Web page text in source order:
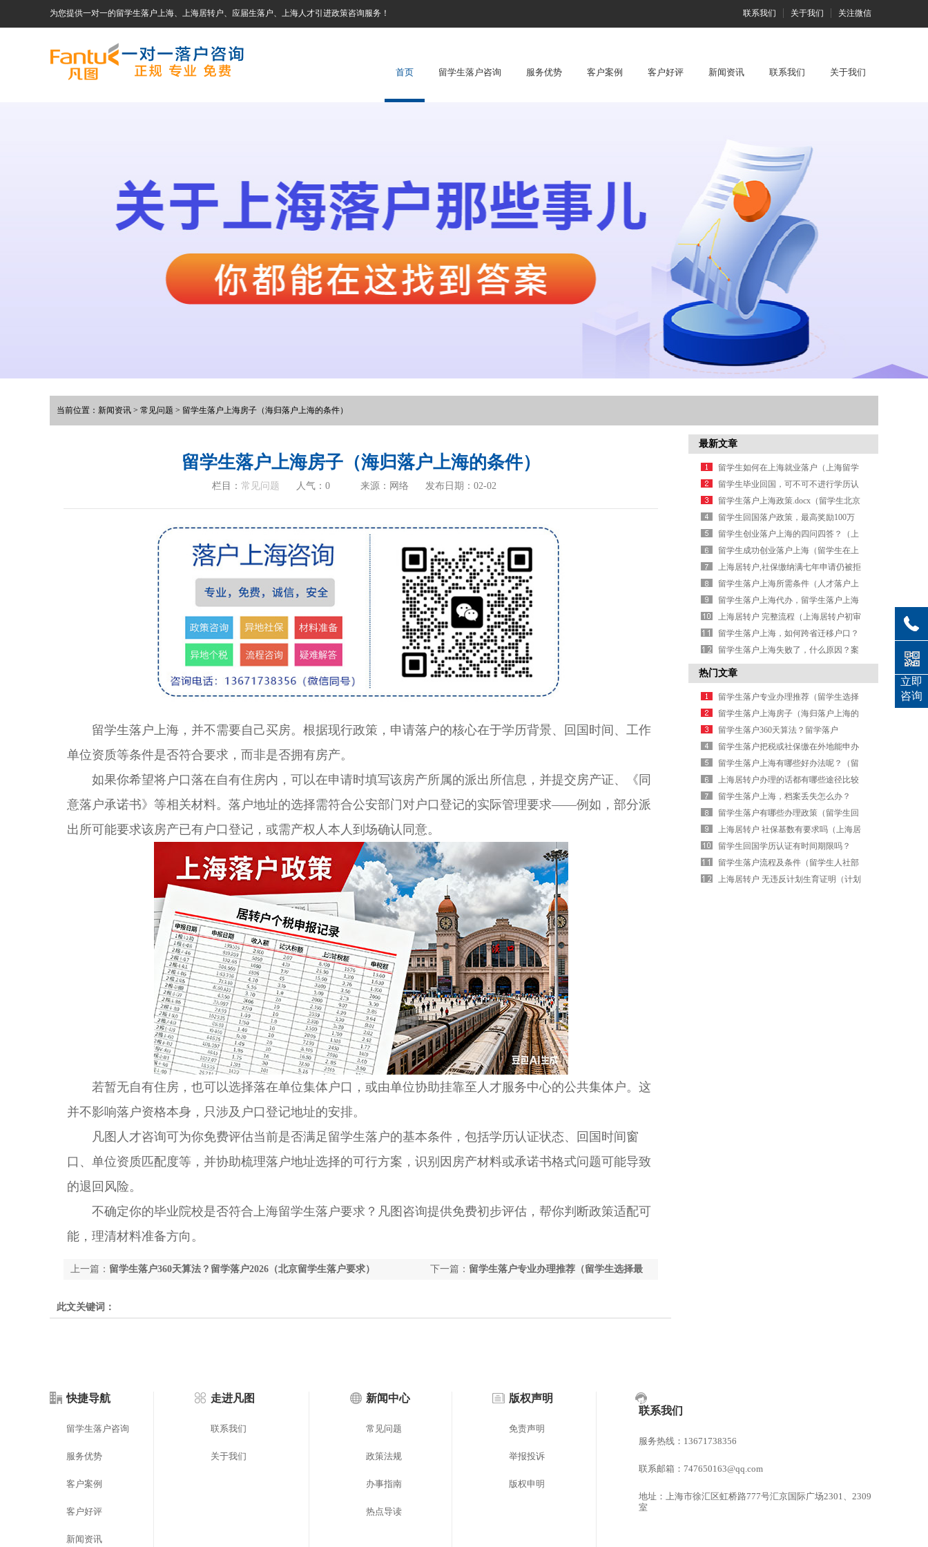
为您提供一对一的留学生落户上海、上海居转户、应届生落户、上海人才引进政策咨询服务！ 联系我们 关于我们 关注微信
首页 留学生落户咨询 服务优势 客户案例 客户好评 新闻资讯 联系我们 关于我们
当前位置： 新闻资讯 > 常见问题 > 留学生落户上海房子（海归落户上海的条件）
留学生落户上海房子（海归落户上海的条件）
栏目： 常见问题 人气： 0 来源：网络 发布日期：02-02
留学生落户上海，并不需要自己买房。根据现行政策，申请落户的核心在于学历背景、回国时间、工作
单位资质等条件是否符合要求，而非是否拥有房产。
如果你希望将户口落在自有住房内，可以在申请时填写该房产所属的派出所信息，并提交房产证、《同
意落户承诺书》等相关材料。落户地址的选择需符合公安部门对户口登记的实际管理要求——例如，部分派
出所可能要求该房产已有户口登记，或需产权人本人到场确认同意。
若暂无自有住房，也可以选择落在单位集体户口，或由单位协助挂靠至人才服务中心的公共集体户。这
并不影响落户资格本身，只涉及户口登记地址的安排。
凡图人才咨询可为你免费评估当前是否满足留学生落户的基本条件，包括学历认证状态、回国时间窗
口、单位资质匹配度等，并协助梳理落户地址选择的可行方案，识别因房产材料或承诺书格式问题可能导致
的退回风险。
不确定你的毕业院校是否符合上海留学生落户要求？凡图咨询提供免费初步评估，帮你判断政策适配可
能，理清材料准备方向。
下一篇： 留学生落户专业办理推荐（留学生选择最
上一篇： 留学生落户360天算法？留学落户2026（北京留学生落户要求）
此文关键词：
最新文章
留学生如何在上海就业落户（上海留学
生直接落户条件）
留学生毕业回国，可不可不进行学历认
证（留学生没有毕业证可以学历认证
吗）
留学生落户上海政策.docx（留学生北京
落户被拒）
留学生回国落户政策，最高奖励100万
（海归留学落户）
留学生创业落户上海的四问四答？（上
海留学生落户院校名单）
留学生成功创业落户上海（留学生在上
海创业落户条件）
上海居转户,社保缴纳满七年申请仍被拒
原因（上海居转户社保要求）
留学生落户上海所需条件（人才落户上
海需要什么条件）
留学生落户上海代办，留学生落户上海
要多久
上海居转户 完整流程（上海居转户初审
通过后成功率）
留学生落户上海，如何跨省迁移户口？
（上海留学生落户院校名单）
留学生落户上海失败了，什么原因？案
例解读（留学生北京落户被拒）
热门文章
留学生落户专业办理推荐（留学生选择
最多的专业）
留学生落户上海房子（海归落户上海的
条件）
留学生落户360天算法？留学落户
2026（北京留学生落户要求）
留学生落户把税或社保缴在外地能申办
么？（外地大学生在上海落户政策）
留学生落户上海有哪些好办法呢？（留
学生在上海落户口需要哪些条件）
上海居转户办理的话都有哪些途径比较
合适？（上海居转户流程及其每步的时
间）
留学生落户上海，档案丢失怎么办？
（上海留学生落户调档函）
留学生落户有哪些办理政策（留学生回
国工作有什么优惠政策吗）
上海居转户 社保基数有要求吗（上海居
转户流程及其每步的时间）
留学生回国学历认证有时间期限吗？
（留学生教育部学历认证）
留学生落户流程及条件（留学生人社部
落户流程）
上海居转户 无违反计划生育证明（计划
快捷导航
留学生落户咨询
服务优势
客户案例
客户好评
新闻资讯
走进凡图
联系我们
关于我们
新闻中心
常见问题
政策法规
办事指南
热点导读
版权声明
免责声明
举报投诉
版权申明
联系我们
服务热线：13671738356
联系邮箱：747650163@qq.com
地址：上海市徐汇区虹桥路777号汇京国际广场2301、2309
室
立即
咨询